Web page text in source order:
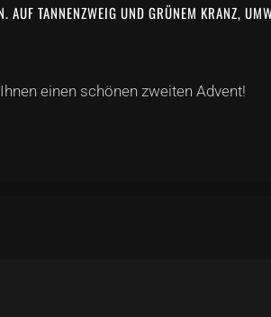
AUF TANNENZWEIG UND GRÜNEM KRANZ,
einen schönen zweiten Advent!